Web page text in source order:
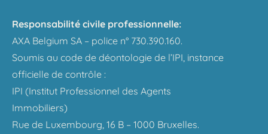
Responsabilité civile professionnelle:
AXA Belgium SA – police n° 730.390.160.
Soumis au code de déontologie de l’IPI, instance
officielle de contrôle :
IPI (Institut Professionnel des Agents
Immobiliers)
Rue de Luxembourg, 16 B – 1000 Bruxelles.